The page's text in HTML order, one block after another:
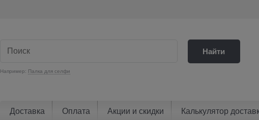
Например: Палка для селфи
Найти
Доставка Оплата Акции и скидки Калькулятор